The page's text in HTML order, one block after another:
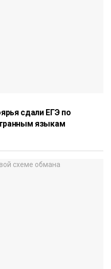
сдали ЕГЭ по
языкам